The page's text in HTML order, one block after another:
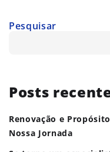
Pesquisar
Posts
Renovação e
Nossa Jornada